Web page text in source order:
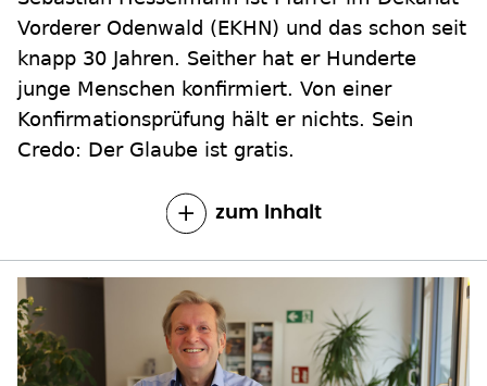
Vorderer Odenwald (EKHN) und das schon seit
knapp 30 Jahren. Seither hat er Hunderte
junge Menschen konfirmiert. Von einer
Konfirmationsprüfung hält er nichts. Sein
Credo: Der Glaube ist gratis.
zum Inhalt